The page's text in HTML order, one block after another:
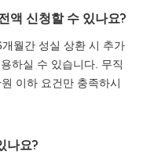
액 신청할 수 있나요?
월간 성실 상환 시 추가
하실 수 있습니다. 무직
이하 요건만 충족하시
나요?